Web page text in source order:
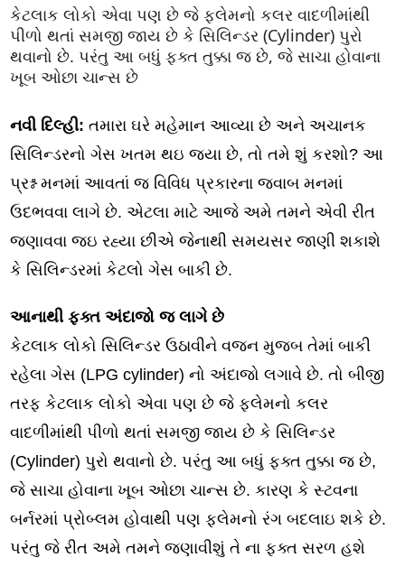
કેટલાક લોકો એવા પણ છે જે ફ્લેમનો કલર વાદળીમાંથી
પીળો થતાં સમજી જાય છે કે સિલિન્ડર (Cylinder) પુરો
થવાનો છે. પરંતુ આ બધું ફક્ત તુક્કા જ છે, જે સાચા હોવાના
ખૂબ ઓછા ચાન્સ છે
નવી દિલ્હી: તમારા ઘરે મહેમાન આવ્યા છે અને અચાનક
સિલિન્ડરનો ગેસ ખતમ થઇ જયા છે, તો તમે શું કરશો? આ
પ્રશ્ન મનમાં આવતાં જ વિવિધ પ્રકારના જવાબ મનમાં
ઉદભવવા લાગે છે. એટલા માટે આજે અમે તમને એવી રીત
જણાવવા જઇ રહ્યા છીએ જેનાથી સમયસર જાણી શકાશે
કે સિલિન્ડરમાં કેટલો ગેસ બાકી છે.
આનાથી ફ્ક્ત અંદાજો જ લાગે છે
કેટલાક લોકો સિલિન્ડર ઉઠાવીને વજન મુજબ તેમાં બાકી
રહેલા ગેસ (LPG cylinder) નો અંદાજો લગાવે છે. તો બીજી
તરફ કેટલાક લોકો એવા પણ છે જે ફ્લેમનો કલર
વાદળીમાંથી પીળો થતાં સમજી જાય છે કે સિલિન્ડર
(Cylinder) પુરો થવાનો છે. પરંતુ આ બધું ફક્ત તુક્કા જ છે,
જે સાચા હોવાના ખૂબ ઓછા ચાન્સ છે. કારણ કે સ્ટવના
બર્નરમાં પ્રોબ્લમ હોવાથી પણ ફ્લેમનો રંગ બદલાઇ શકે છે.
પરંતુ જે રીત અમે તમને જણાવીશું તે ના ફક્ત સરળ હશે